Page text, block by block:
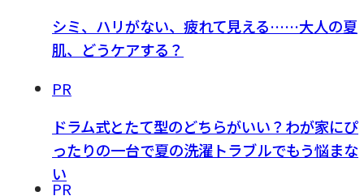
シミ、ハリがない、疲れて見える……大人の夏
肌、どうケアする？
PR
ドラム式とたて型のどちらがいい？わが家にぴ
ったりの一台で夏の洗濯トラブルでもう悩まな
い
PR